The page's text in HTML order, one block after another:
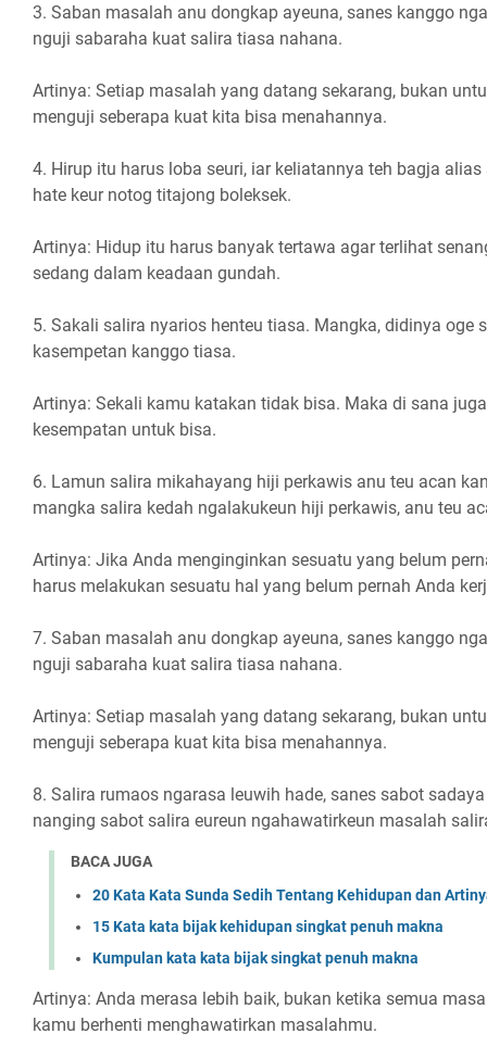
3. Saban masalah anu dongkap ayeuna, sanes kanggo
nguji sabaraha kuat salira tiasa nahana.
Artinya: Setiap masalah yang datang sekarang, bukan
menguji seberapa kuat kita bisa menahannya.
4. Hirup itu harus loba seuri, iar keliatannya teh bagja
hate keur notog titajong boleksek.
Artinya: Hidup itu harus banyak tertawa agar terlihat
sedang dalam keadaan gundah.
5. Sakali salira nyarios henteu tiasa. Mangka, didinya oge
kasempetan kanggo tiasa.
Artinya: Sekali kamu katakan tidak bisa. Maka di sana
kesempatan untuk bisa.
6. Lamun salira mikahayang hiji perkawis anu teu acan
mangka salira kedah ngalakukeun hiji perkawis, anu teu
Artinya: Jika Anda menginginkan sesuatu yang belum
harus melakukan sesuatu hal yang belum pernah Anda
7. Saban masalah anu dongkap ayeuna, sanes kanggo
nguji sabaraha kuat salira tiasa nahana.
Artinya: Setiap masalah yang datang sekarang, bukan
menguji seberapa kuat kita bisa menahannya.
8. Salira rumaos ngarasa leuwih hade, sanes sabot
nanging sabot salira eureun ngahawatirkeun masalah
BACA JUGA
20 Kata Kata Sunda Sedih Tentang Kehidupan dan
15 Kata kata bijak kehidupan singkat penuh makna
Kumpulan kata kata bijak singkat penuh makna
Artinya: Anda merasa lebih baik, bukan ketika semua
kamu berhenti menghawatirkan masalahmu.